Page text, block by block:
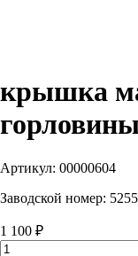
крышка
Артикул: 00000604
Заводской номер:
1 100 ₽